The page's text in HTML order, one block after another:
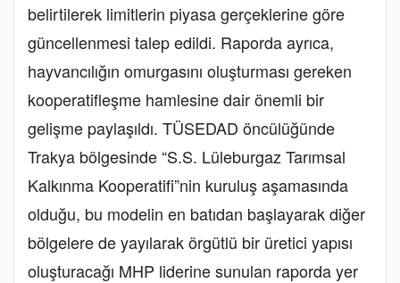
belirtilerek limitlerin piyasa gerçeklerine göre
güncellenmesi talep edildi. Raporda ayrıca,
hayvancılığın omurgasını oluşturması gereken
kooperatifleşme hamlesine dair önemli bir
gelişme paylaşıldı. TÜSEDAD öncülüğünde
Trakya bölgesinde “S.S. Lüleburgaz Tarımsal
Kalkınma Kooperatifi”nin kuruluş aşamasında
olduğu, bu modelin en batıdan başlayarak diğer
bölgelere de yayılarak örgütlü bir üretici yapısı
oluşturacağı MHP liderine sunulan raporda yer